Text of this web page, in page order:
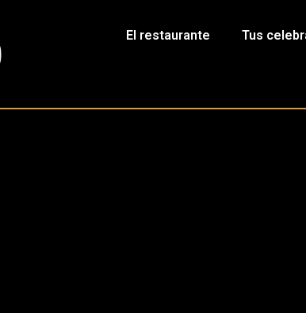
El restaurante Tus